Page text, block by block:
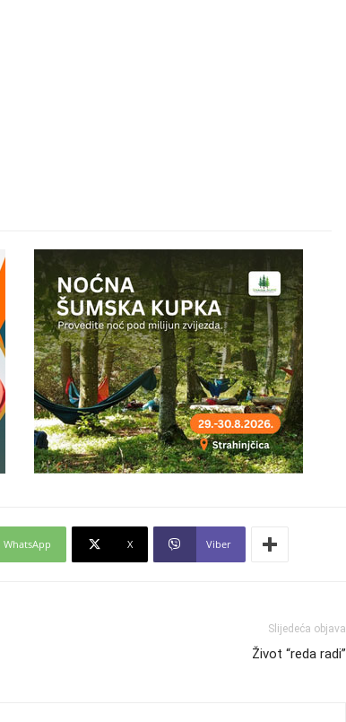
WhatsApp X Viber
Slijedeća objava
Život “reda radi”